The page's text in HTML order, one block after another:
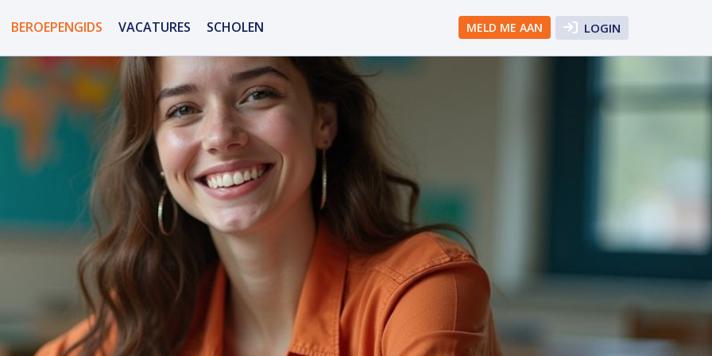
BEROEPENGIDS VACATURES SCHOLEN LOGIN
MELD ME AAN